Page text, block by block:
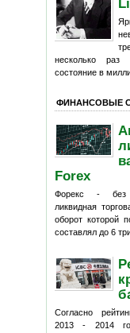
несколько раз
состояние в
ФИНАНСОВЫЕ
Forex
Форекс - без
ликвидная
оборот которой
составлял до 6
Согласно
2013 - 2014